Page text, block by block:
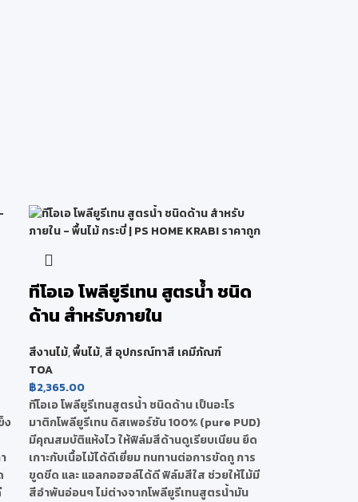
ง
ทีโอเอ โพลียูรีเทน สูตรน้ำ ชนิด
ด้าน สำหรับภายใน
สีงานไม้,พื้นไม้, สี อุปกรณ์ทาสี เคมีภัณฑ์
TOA
฿2,365.00
ทีโอเอ โพลียูรีเทนสูตรน้ำ ชนิดด้าน เป็นอะโร
มาติกโพลียูรีเทน ดิสเพอร์ชัน 100% (pure PUD)
มีคุณสมบัติแห้งไว ให้ฟิล์มสีด้านดูเรียบเนียน ยึด
เกาะกับเนื้อไม้ได้ดีเยี่ยม ทนทานต่อการขัดถู การ
ขูดขีด และ แอลกอฮอล์ได้ดี ฟิล์มสีใส ช่วยให้ไม้มี
สีอำพันอ่อนๆ ไม่ต่างจากโพลียูรีเทนสูตรน้ำมัน